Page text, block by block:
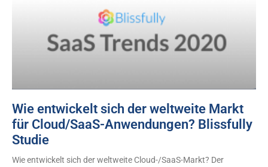
Wie entwickelt sich der weltweite Markt
für Cloud/SaaS-Anwendungen? Blissfully
Studie
Wie entwickelt sich der weltweite Cloud-/SaaS-Markt? Der